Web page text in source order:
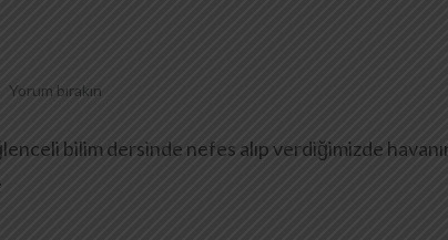
Yorum bırakın
bilim dersinde nefes alıp verdiğimizde